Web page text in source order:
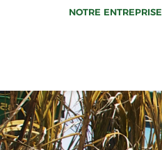
NOTRE ENTREPRISE